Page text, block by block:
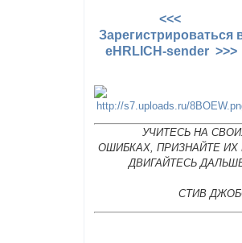
<<<
Зарегистрироваться
eHRLICH-sender >>>
УЧИТЕСЬ НА
ОШИБКАХ, ПРИЗНАЙТЕ ИХ
ДВИГАЙТЕСЬ
СТИВ